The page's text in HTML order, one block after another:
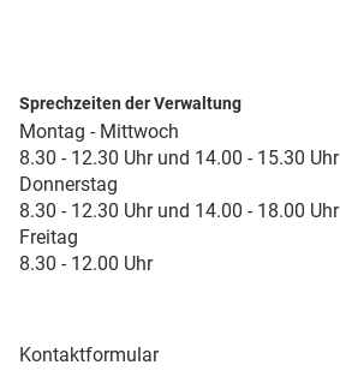
Sprechzeiten der Verwaltung
Montag - Mittwoch
8.30 - 12.30 Uhr und 14.00 - 15.30 Uhr
Donnerstag
8.30 - 12.30 Uhr und 14.00 - 18.00 Uhr
Freitag
8.30 - 12.00 Uhr
Kontaktformular